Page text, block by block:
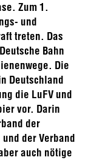
Zum 1.
und
treten. Das
Bahn
Die
Deutschland
die LuFV und
vor. Darin
der
der Verband
auch nötige